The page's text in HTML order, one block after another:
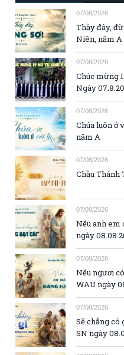
07/08/2026
Thầy đây,
Niên, năm A
07/08/2026
Chúc mừng
Ngày
07/08/2026
Chúa luôn ở
năm A
07/08/2026
Chầu Thánh
07/08/2026
Nếu anh em
ngày
07/08/2026
Nếu ngươi
WAU ngày
07/08/2026
Sẽ chẳng
SN ngày